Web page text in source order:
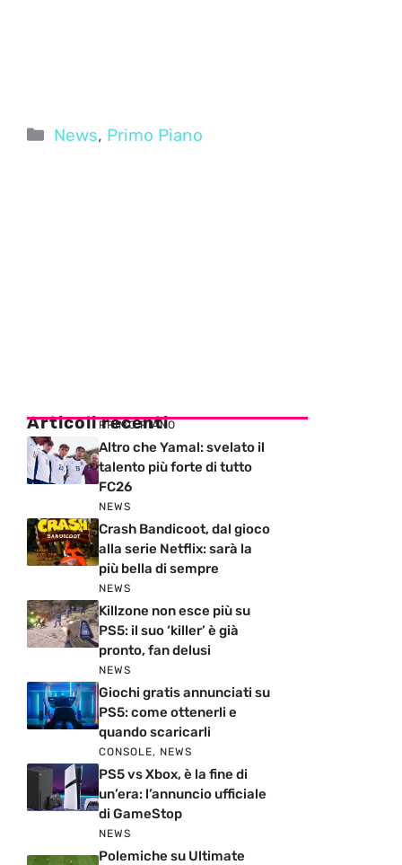
Categorie
News, Primo Piano
Articoli recenti
PRIMO PIANO
Altro che Yamal: svelato il
talento più forte di tutto
FC26
NEWS
Crash Bandicoot, dal gioco
alla serie Netflix: sarà la
più bella di sempre
NEWS
Killzone non esce più su
PS5: il suo ‘killer’ è già
pronto, fan delusi
NEWS
Giochi gratis annunciati su
PS5: come ottenerli e
quando scaricarli
CONSOLE, NEWS
PS5 vs Xbox, è la fine di
un’era: l’annuncio ufficiale
di GameStop
NEWS
Polemiche su Ultimate